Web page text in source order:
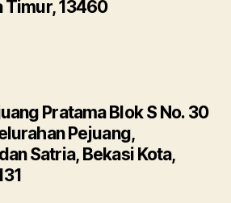
Timur, 13460
Pratama Blok S No. 30
Pejuang,
Satria, Bekasi Kota,